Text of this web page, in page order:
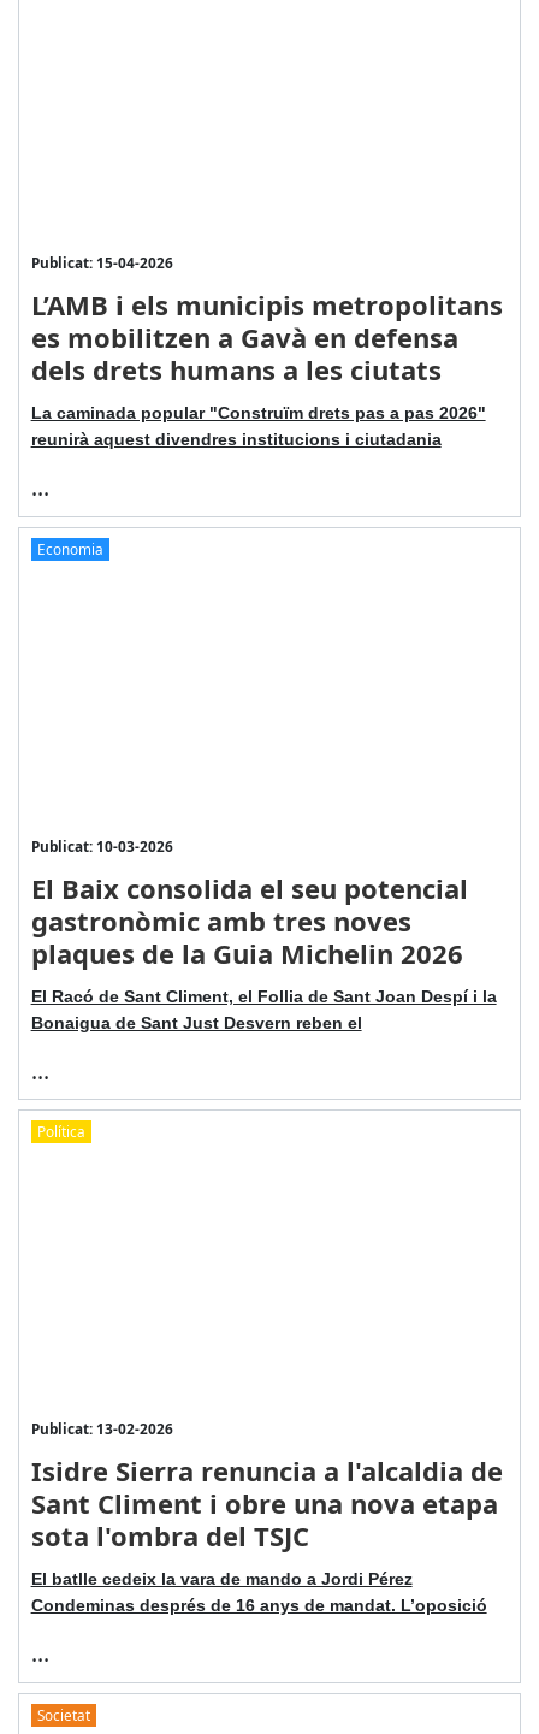
Publicat: 15-04-2026
L’AMB i els municipis metropolitans
es mobilitzen a Gavà en defensa
dels drets humans a les ciutats
La caminada popular "Construïm drets pas a pas 2026"
reunirà aquest divendres institucions i ciutadania
...
Economia
Publicat: 10-03-2026
El Baix consolida el seu potencial
gastronòmic amb tres noves
plaques de la Guia Michelin 2026
El Racó de Sant Climent, el Follia de Sant Joan Despí i la
Bonaigua de Sant Just Desvern reben el
...
Política
Publicat: 13-02-2026
Isidre Sierra renuncia a l'alcaldia de
Sant Climent i obre una nova etapa
sota l'ombra del TSJC
El batlle cedeix la vara de mando a Jordi Pérez
Condeminas després de 16 anys de mandat. L’oposició
...
Societat